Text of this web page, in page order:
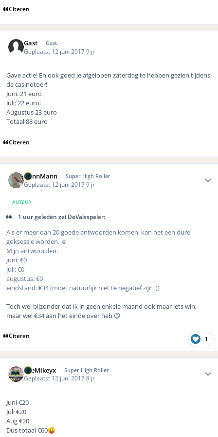
Citeren
Gast Gast
Geplaatst 12 juni 20179 jr
Gave actie! En ook goed je afgelopen zaterdag te hebben gezien tijdens
de casinotoer!
Juni: 21 euro
Juli: 22 euro:
Augustus 23 euro
Totaal 88 euro
Citeren
DennMann Super High Roller
Geplaatst 12 juni 20179 jr
AUTEUR
1 uur geleden zei DeValsspeler:
Als er meer dan 20 goede antwoorden komen, kan het een dure
goksessie worden. ☺️
Mijn antwoorden:
juni: €0
juli: €0
augustus: €0
eindstand: €34 (moet natuurlijk niet te negatief zijn :))
Toch wel bijzonder dat ik in geen enkele maand ook maar iets win,
maar wel €34 aan het einde over heb 😉
Citeren 1
TheMikeyx Super High Roller
Geplaatst 12 juni 20179 jr
Juni €20
Juli €20
Aug €20
Dus totaal €60😛